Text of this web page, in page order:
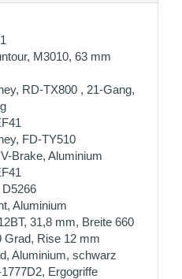
M3010, 63 mm
RD-TX800 , 21-Gang,
FD-TY510
Brake, Aluminium
Aluminium
31,8 mm, Breite 660
Grad, Rise 12 mm
Aluminium, schwarz
Ergogriffe